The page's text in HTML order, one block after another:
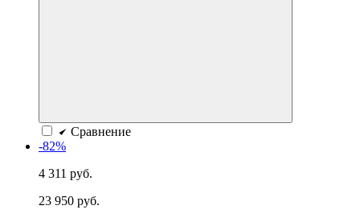
Сравнение
-82%
4 311 руб.
23 950 руб.